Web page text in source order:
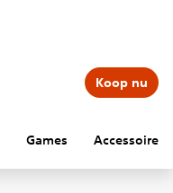
Games Accessoires
Koop nu